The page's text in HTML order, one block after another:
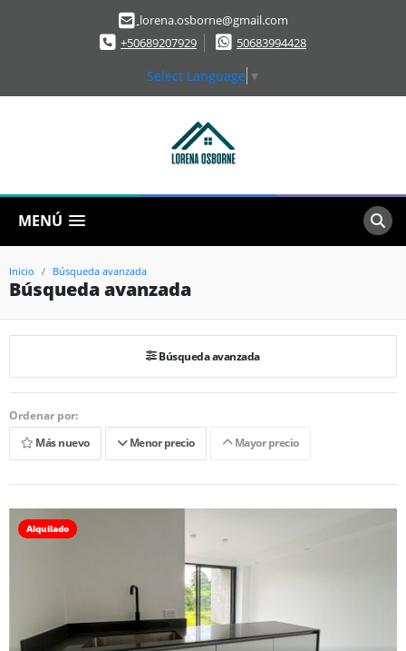
lorena.osborne@gmail.com
+50689207929
50683994428
Select Language ▼
MENÚ
Inicio Búsqueda avanzada
Búsqueda avanzada
Búsqueda avanzada
Ordenar por:
Más nuevo
Menor precio Mayor precio
Alquilado